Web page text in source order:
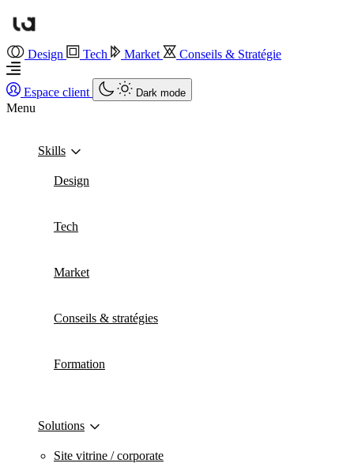
Design Tech Market Conseils & Stratégie
Espace client Dark mode
Menu
Skills
Design
Tech
Market
Conseils & stratégies
Formation
Solutions
Site vitrine / corporate